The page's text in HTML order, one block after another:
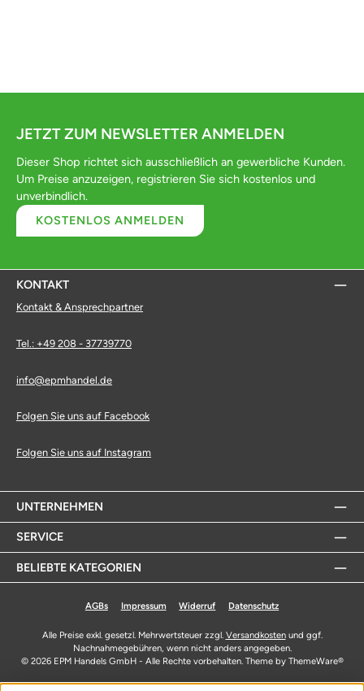
JETZT ZUM NEWSLETTER ANMELDEN
Dieser Shop richtet sich ausschließlich an gewerbliche Kunden.
Um Preise anzuzeigen, registrieren Sie sich kostenlos und
unverbindlich.
KOSTENLOS ANMELDEN
KONTAKT
Kontakt & Ansprechpartner
Tel.: +49 208 - 37739770
info@epmhandel.de
Folgen Sie uns auf Facebook
Folgen Sie uns auf Instagram
UNTERNEHMEN
SERVICE
BELIEBTE KATEGORIEN
AGBs Impressum Widerruf Datenschutz
Alle Preise exkl. gesetzl. Mehrwertsteuer zzgl. Versandkostenund ggf.
Nachnahmegebühren, wenn nicht anders angegeben.
© 2026 EPM Handels GmbH - Alle Rechte vorbehalten. Theme by ThemeWare®